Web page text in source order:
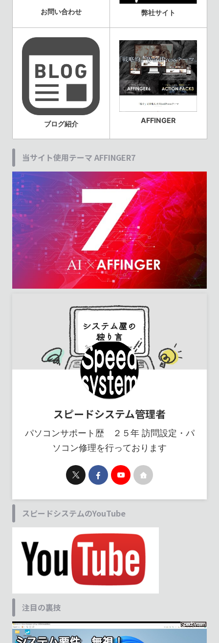
お問い合わせ 弊社サイト
ブログ紹介 AFFINGER
当サイト使用テーマ AFFINGER7
スピードシステム管理者
パソコンサポート歴 ２５年 訪問設定・パ
ソコン修理を行っております
スピードシステムのYouTube
注目の裏技